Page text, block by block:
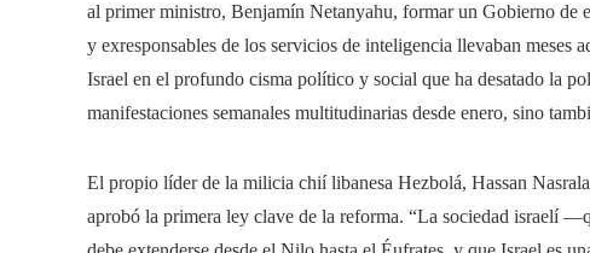
al primer ministro, Benjamín Netanyahu, formar un Gobierno de
y exresponsables de los servicios de inteligencia llevaban
Israel en el profundo cisma político y social que ha desatado la
manifestaciones semanales multitudinarias desde enero, sino
El propio líder de la milicia chií libanesa Hezbolá, Hassan
aprobó la primera ley clave de la reforma. “La sociedad israelí